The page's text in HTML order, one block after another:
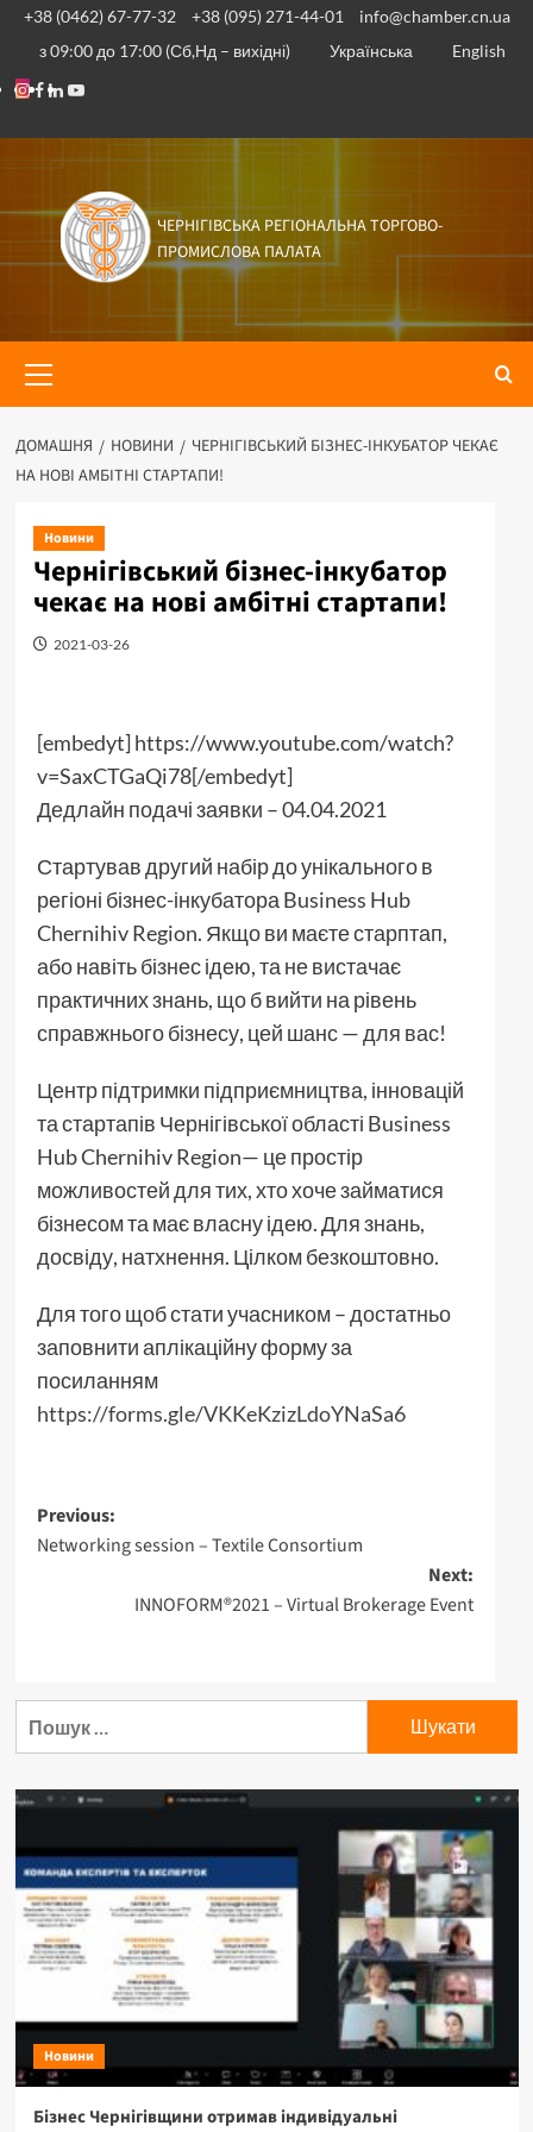
Перейти
вмісту
+38 (0462) 67-77-32 +38 (095) 271-44-01
info@chamber.cn.ua
з 09:00 до 17:00 (Сб,Нд – вихідні)
Українська
English
Instagram
Facebook
Linkedin
Youtube
ЧЕРНІГІВСЬКА РЕГІОНАЛЬНА ТОРГОВО-
ПРОМИСЛОВА ПАЛАТА
меню
ДОМАШНЯ НОВИНИ
ЧЕРНІГІВСЬКИЙ БІЗНЕС-ІНКУБАТОР ЧЕКАЄ
НА НОВІ АМБІТНІ СТАРТАПИ!
Новини
Чернігівський бізнес-інкубатор
чекає на нові амбітні стартапи!
2021-03-26
[embedyt] https://www.youtube.com/watch?
v=SaxCTGaQi78[/embedyt]
Дедлайн подачі заявки – 04.04.2021
Стартував другий набір до унікального в
регіоні бізнес-інкубатора Business Hub
Chernihiv Region. Якщо ви маєте старптап,
або навіть бізнес ідею, та не вистачає
практичних знань, що б вийти на рівень
справжнього бізнесу, цей шанс — для вас!
Центр підтримки підприємництва, інновацій
та стартапів Чернігівської області Business
Hub Chernihiv Region— це простір
можливостей для тих, хто хоче займатися
бізнесом та має власну ідею. Для знань,
досвіду, натхнення. Цілком безкоштовно.
Для того щоб стати учасником – достатньо
заповнити аплікаційну форму за
посиланням
https://forms.gle/VKKeKzizLdoYNaSa6
Post
navigation
Previous:
Networking session – Textile Consortium
Next:
INNOFORM®2021 – Virtual Brokerage Event
Новини
Бізнес Чернігівщини отримав індивідуальні